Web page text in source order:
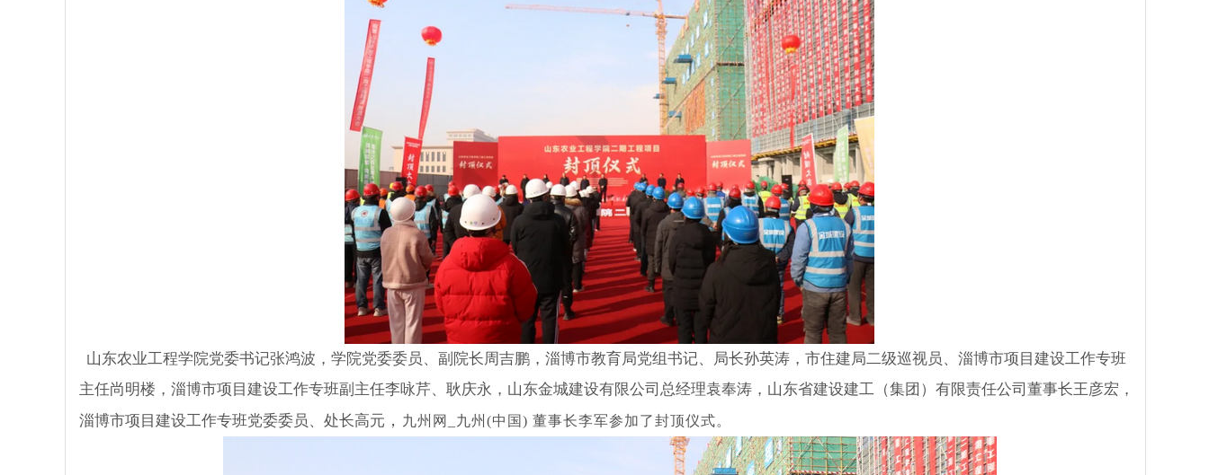
山东农业工程学院党委书记张鸿波，学院党委委员、副院长周吉鹏，淄博市教育局党组书记、局长孙英涛，市住建局二级巡视员、淄博市项目建设工作专班
主任尚明楼，淄博市项目建设工作专班副主任李咏芹、耿庆永，山东金城建设有限公司总经理袁奉涛，山东省建设建工（集团）有限责任公司董事长王彦宏，
淄博市项目建设工作专班党委委员、处长高元 ， 九州网_九州(中国) 董事长李军参加了封顶仪式。